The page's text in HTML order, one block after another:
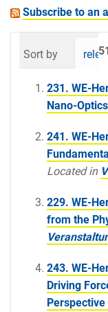
Subscribe to an
Sort by
231. WE-
Nano-Optics
241. WE-
Located in
229. WE-
from the
243. WE-
Driving